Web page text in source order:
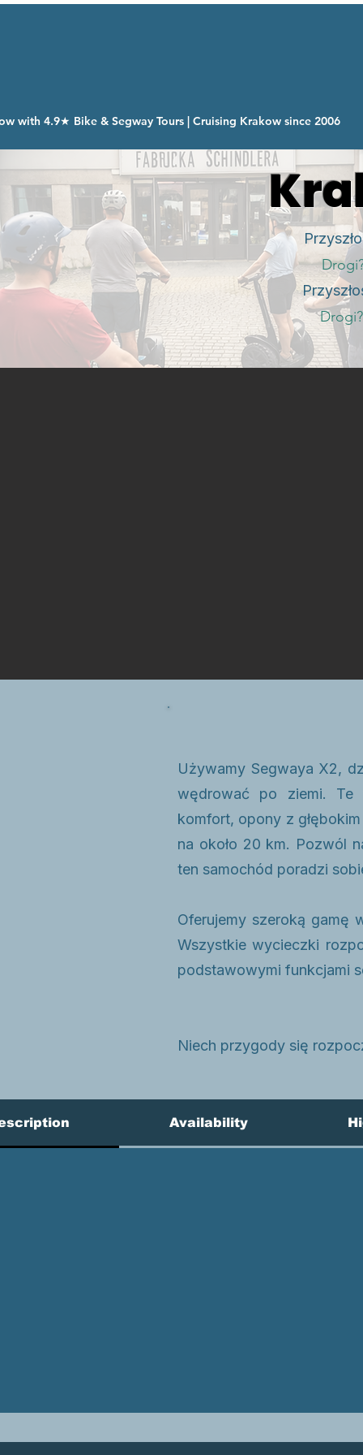
with 4.9★ Bike & Segway Tours | Cruising Krakow since 2006
Używamy Segwaya X2,
wędrować po ziemi. Te
komfort, opony z
na około 20 km. Pozwól
ten samochód poradzi
Oferujemy szeroką gamę
Wszystkie wycieczki
podstawowymi funkcjami
Niech przygody się
Availability